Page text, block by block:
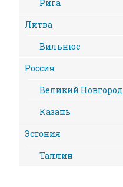
Рига
Литва
Вильнюс
Россия
Великий Новгород
Казань
Эстония
Таллин